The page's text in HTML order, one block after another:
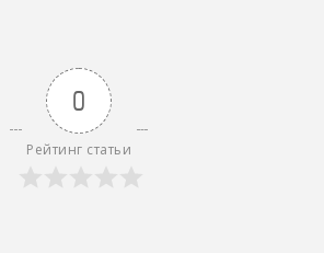
0
Рейтинг статьи